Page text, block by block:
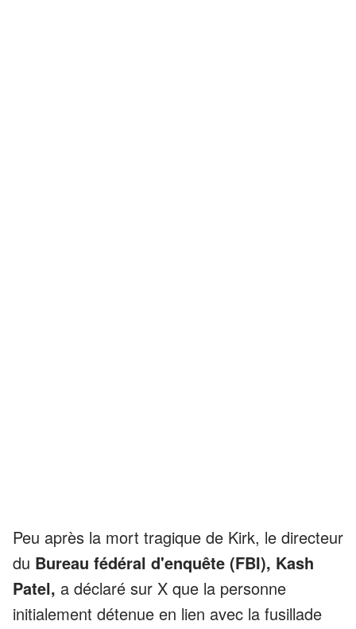
Peu après la mort tragique de Kirk, le directeur
du Bureau fédéral d'enquête (FBI), Kash
Patel, a déclaré sur X que la personne
initialement détenue en lien avec la fusillade